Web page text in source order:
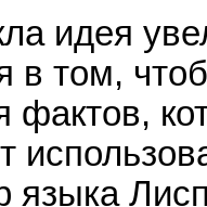
идея
том,
фактов,
языка